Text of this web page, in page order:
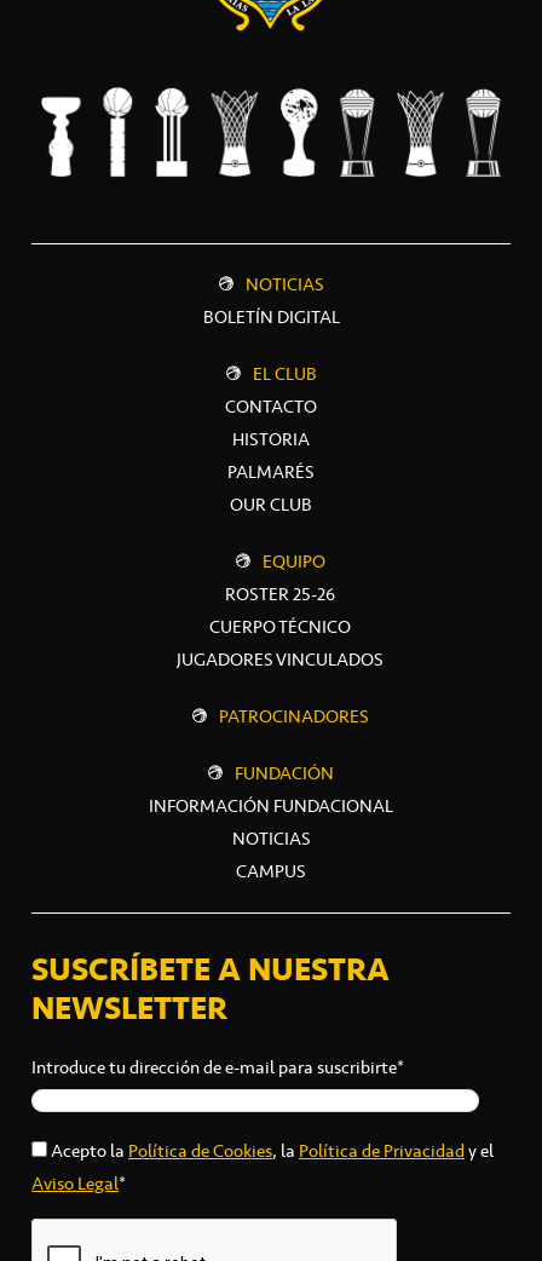
NOTICIAS
BOLETÍN DIGITAL
EL CLUB
CONTACTO
HISTORIA
PALMARÉS
OUR CLUB
EQUIPO
ROSTER 25-26
CUERPO TÉCNICO
JUGADORES VINCULADOS
PATROCINADORES
FUNDACIÓN
INFORMACIÓN FUNDACIONAL
NOTICIAS
CAMPUS
SUSCRÍBETE A NUESTRA
NEWSLETTER
Introduce tu dirección de e-mail para suscribirte*
Acepto laPolítica de Cookies, laPolítica de Privacidady el
Aviso Legal*